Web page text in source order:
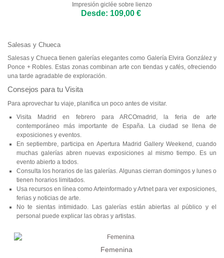
Impresión giclée sobre lienzo
Desde: 109,00 €
Salesas y Chueca
Salesas y Chueca tienen galerías elegantes como Galería Elvira González y
Ponce + Robles. Estas zonas combinan arte con tiendas y cafés, ofreciendo
una tarde agradable de exploración.
Consejos para tu Visita
Para aprovechar tu viaje, planifica un poco antes de visitar.
Visita Madrid en febrero para ARCOmadrid, la feria de arte
contemporáneo más importante de España. La ciudad se llena de
exposiciones y eventos.
En septiembre, participa en Apertura Madrid Gallery Weekend, cuando
muchas galerías abren nuevas exposiciones al mismo tiempo. Es un
evento abierto a todos.
Consulta los horarios de las galerías. Algunas cierran domingos y lunes o
tienen horarios limitados.
Usa recursos en línea como Arteinformado y Artnet para ver exposiciones,
ferias y noticias de arte.
No te sientas intimidado. Las galerías están abiertas al público y el
personal puede explicar las obras y artistas.
Femenina